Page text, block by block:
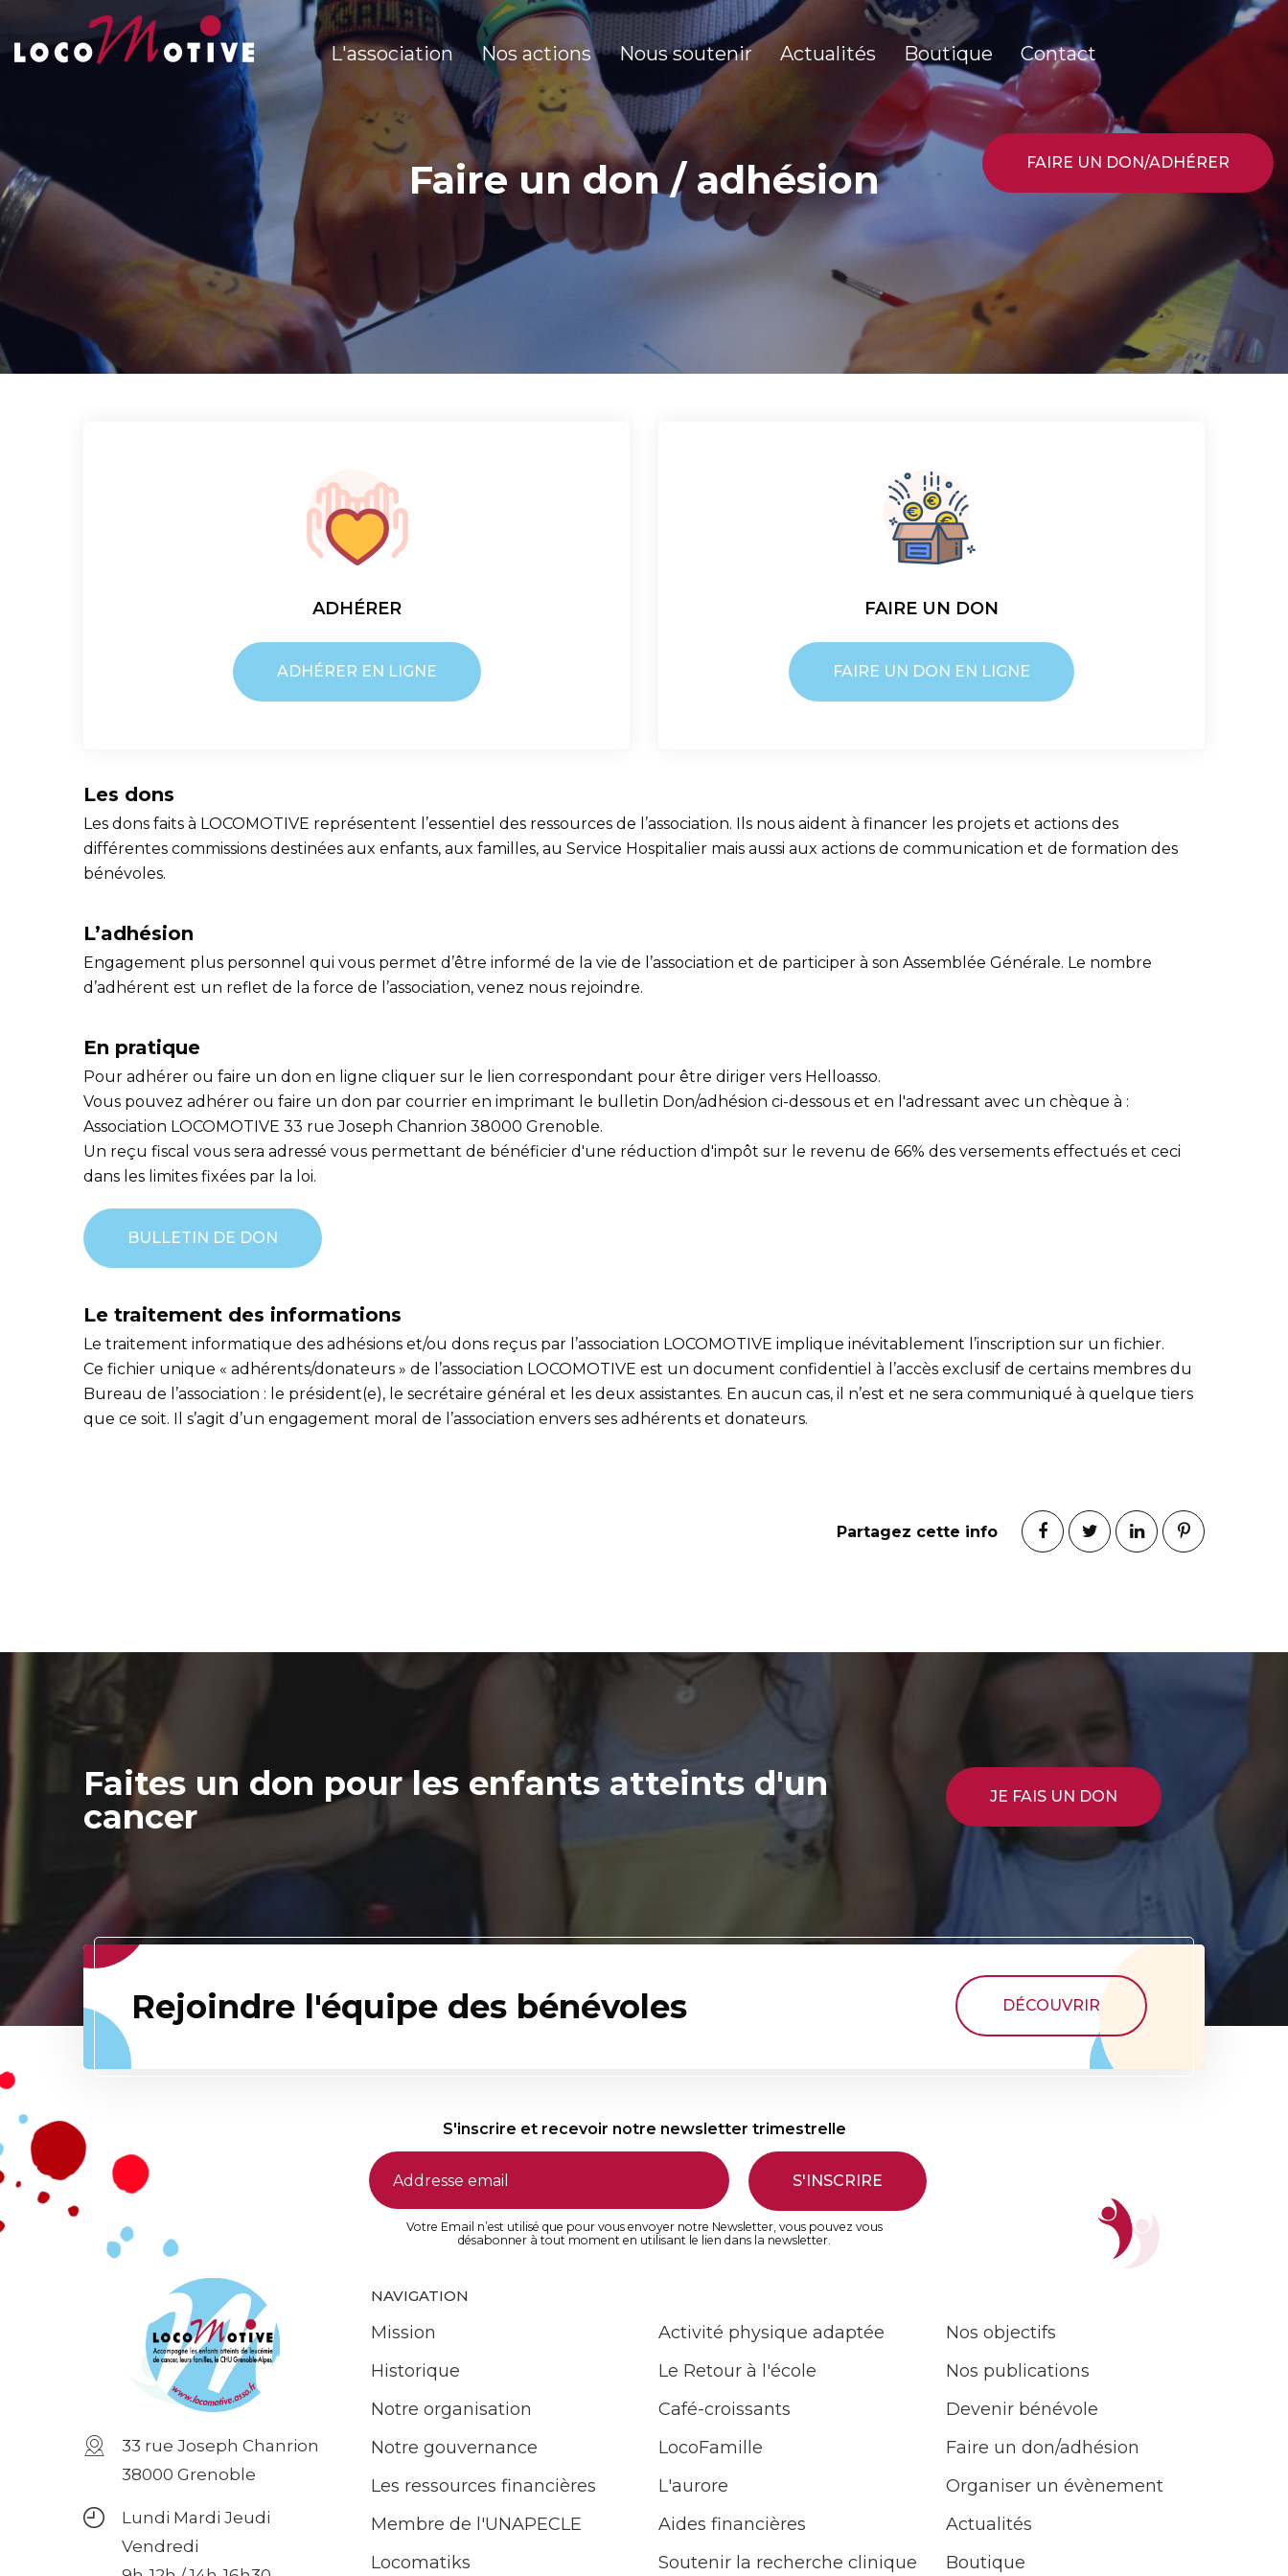
L'association Nos actions Nous soutenir Actualités Boutique Contact
FAIRE UN DON/ADHÉRER
Faire un don / adhésion
ADHÉRER
ADHÉRER EN LIGNE
FAIRE UN DON
FAIRE UN DON EN LIGNE
Les dons
Les dons faits à LOCOMOTIVE représentent l’essentiel des ressources de l’association. Ils nous aident à financer les projets et actions des
différentes commissions destinées aux enfants, aux familles, au Service Hospitalier mais aussi aux actions de communication et de formation des
bénévoles.
L’adhésion
Engagement plus personnel qui vous permet d’être informé de la vie de l’association et de participer à son Assemblée Générale. Le nombre
d’adhérent est un reflet de la force de l’association, venez nous rejoindre.
En pratique
Pour adhérer ou faire un don en ligne cliquer sur le lien correspondant pour être diriger vers Helloasso.
Vous pouvez adhérer ou faire un don par courrier en imprimant le bulletin Don/adhésion ci-dessous et en l'adressant avec un chèque à :
Association LOCOMOTIVE 33 rue Joseph Chanrion 38000 Grenoble.
Un reçu fiscal vous sera adressé vous permettant de bénéficier d'une réduction d'impôt sur le revenu de 66% des versements effectués et ceci
dans les limites fixées par la loi.
BULLETIN DE DON
Le traitement des informations
Le traitement informatique des adhésions et/ou dons reçus par l’association LOCOMOTIVE implique inévitablement l’inscription sur un fichier.
Ce fichier unique « adhérents/donateurs » de l’association LOCOMOTIVE est un document confidentiel à l’accès exclusif de certains membres du
Bureau de l’association : le président(e), le secrétaire général et les deux assistantes. En aucun cas, il n’est et ne sera communiqué à quelque tiers
que ce soit. Il s’agit d’un engagement moral de l’association envers ses adhérents et donateurs.
Partagez cette info
Faites un don pour les enfants atteints d'un
cancer
JE FAIS UN DON
Rejoindre l'équipe des bénévoles DÉCOUVRIR
S'inscrire et recevoir notre newsletter trimestrelle
S'INSCRIRE
Votre Email n’est utilisé que pour vous envoyer notre Newsletter, vous pouvez vous
désabonner à tout moment en utilisant le lien dans la newsletter.
33 rue Joseph Chanrion
38000 Grenoble
Lundi Mardi Jeudi
Vendredi
NAVIGATION
Mission
Historique
Notre organisation
Notre gouvernance
Les ressources financières
Membre de l'UNAPECLE
Locomatiks
Activité physique adaptée
Le Retour à l'école
Café-croissants
LocoFamille
L'aurore
Aides financières
Soutenir la recherche clinique
Nos objectifs
Nos publications
Devenir bénévole
Faire un don/adhésion
Organiser un évènement
Actualités
Boutique